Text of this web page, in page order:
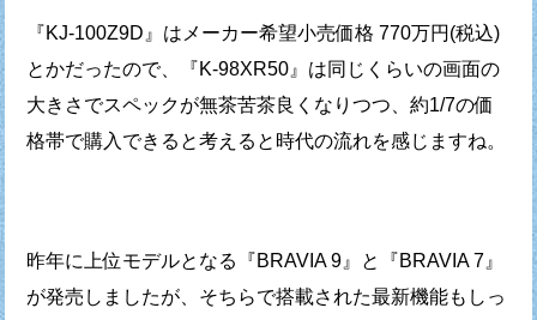
『KJ-100Z9D』はメーカー希望小売価格 770万円(税込)
とかだったので、
『K-98XR50』は同じくらいの画面の
大きさでスペックが無茶苦茶良くなりつつ、 約1/7の価
格帯で購入できると考えると時代の流れを感じますね。
昨年に上位モデルとなる『BRAVIA 9』と『BRAVIA 7』
が発売しましたが、 そちらで搭載された最新機能もしっ